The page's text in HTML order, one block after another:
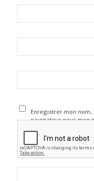
Enregistrer mon
navigateur pour mon